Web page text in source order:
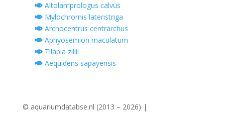
Altolamprologus calvus
Mylochromis lateristriga
Archocentrus centrarchus
Aphyosemion maculatum
Tilapia zillii
Aequidens sapayensis
© aquariumdatabse.nl (2013 – 2026) |